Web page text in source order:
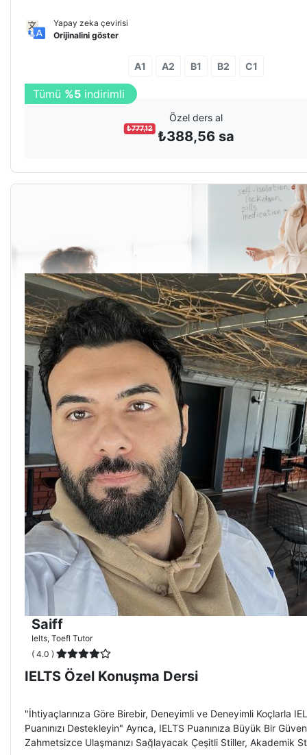
Yapay zeka çevirisi
Orijinalini göster
A1 A2 B1 B2 C1
10oturuma%10indirim
Özel ders al
₺777,12 ₺388,56 sa
Saiff
Ielts, Toefl Tutor
( 4.0 )
IELTS Özel Konuşma Dersi
"İhtiyaçlarınıza Göre Birebir, Deneyimli ve Deneyimli Koçlarla
Puanınızı Destekleyin" Ayrıca, IELTS Puanınıza Büyük Bir
Zahmetsizce Ulaşmanızı Sağlayacak Çeşitli Stiller, Akademik